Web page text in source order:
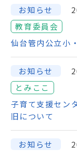
お知らせ
教育委員会
仙台管内公立小
お知らせ
とみここ
子育て支援セン
旧について
お知らせ